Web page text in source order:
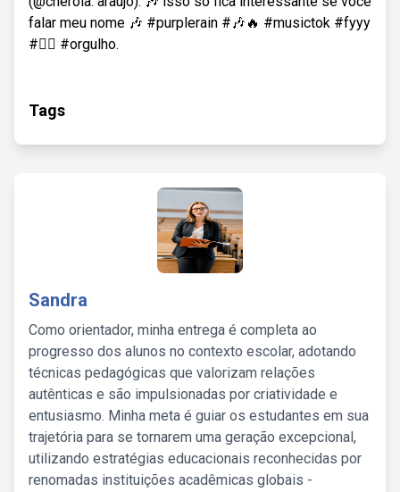
falar meu nome 🎶 #purplerain #🎶🔥 #musictok #fyyy
#🏳️‍🌈 #orgulho.
Tags
Sandra
Como orientador, minha entrega é completa ao
progresso dos alunos no contexto escolar, adotando
técnicas pedagógicas que valorizam relações
autênticas e são impulsionadas por criatividade e
entusiasmo. Minha meta é guiar os estudantes em sua
trajetória para se tornarem uma geração excepcional,
utilizando estratégias educacionais reconhecidas por
renomadas instituições acadêmicas globais -